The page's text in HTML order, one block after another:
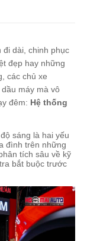
đi dài, chinh phục
đẹp hay những
các chủ xe
máy mà vô
đêm: Hệ thống
sáng là hai yếu
đình trên những
tích sâu về kỹ
bắt buộc trước